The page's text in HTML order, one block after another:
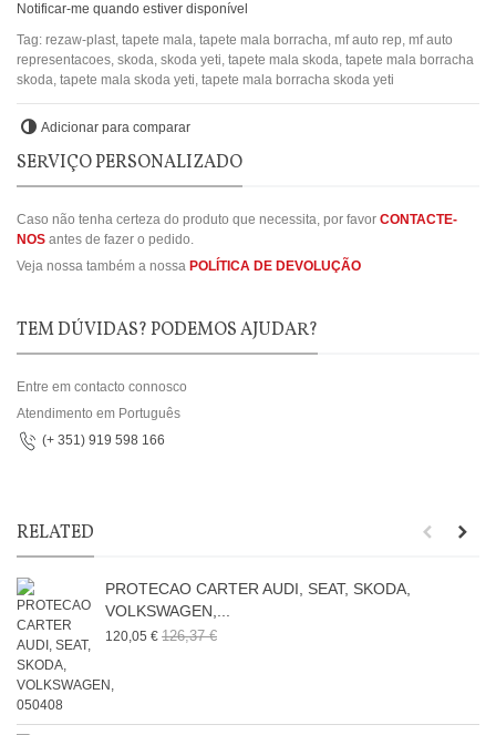
Notificar-me quando estiver disponível
Tag: rezaw-plast, tapete mala, tapete mala borracha, mf auto rep, mf auto
representacoes, skoda, skoda yeti, tapete mala skoda, tapete mala borracha
skoda, tapete mala skoda yeti, tapete mala borracha skoda yeti
Adicionar para comparar
SERVIÇO PERSONALIZADO
Caso não tenha certeza do produto que necessita, por favor CONTACTE-
NOS antes de fazer o pedido.
Veja nossa também a nossa POLÍTICA DE DEVOLUÇÃO
TEM DÚVIDAS? PODEMOS AJUDAR?
Entre em contacto connosco
Atendimento em Português
(+ 351) 919 598 166
RELATED
PROTECAO CARTER AUDI, SEAT, SKODA,
VOLKSWAGEN,...
120,05 € 126,37 €